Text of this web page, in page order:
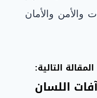
والأمن والأمان
المقالة التالية:
اللسان